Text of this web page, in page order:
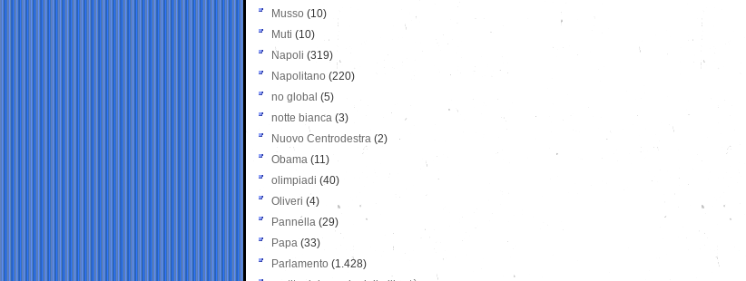
Musso (10)
Muti (10)
Napoli (319)
Napolitano (220)
no global (5)
notte bianca (3)
Nuovo Centrodestra (2)
Obama (11)
olimpiadi (40)
Oliveri (4)
Pannella (29)
Papa (33)
Parlamento (1.428)